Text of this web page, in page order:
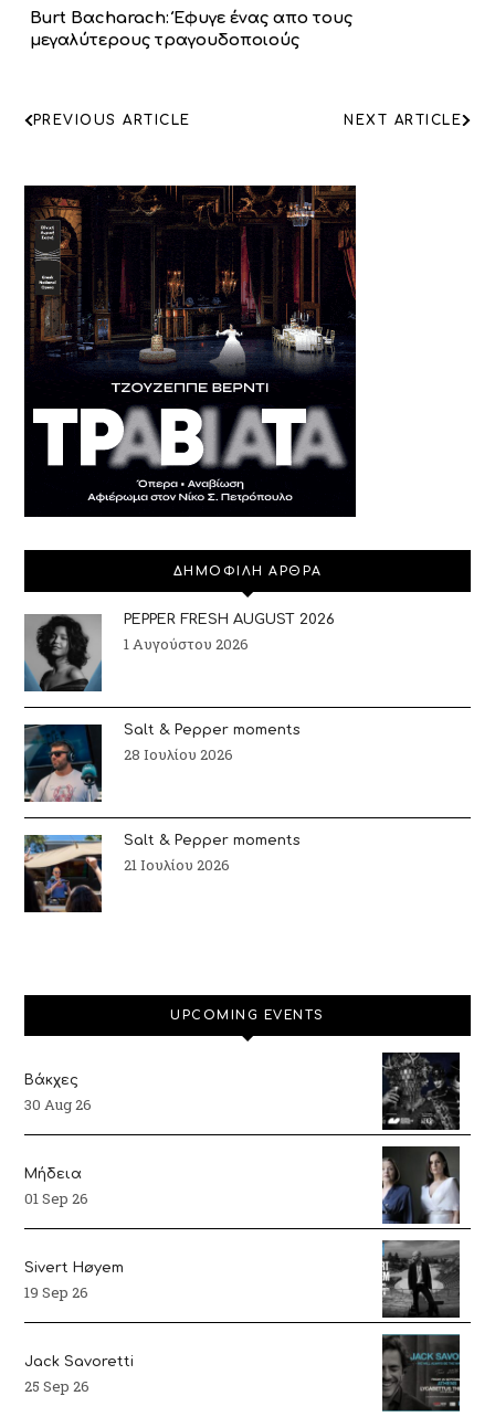
Burt Bαcharach: Έφυγε ένας απο τους
μεγαλύτερους τραγουδοποιούς
ΠΛΟΗΓΗΣΗ
NEXT ARTICLE
PREVIOUS ARTICLE
ΔΗΜΟΦΙΛΗ ΑΡΘΡΑ
PEPPER FRESH AUGUST 2026
1 Αυγούστου 2026
Salt & Pepper moments
28 Ιουλίου 2026
Salt & Pepper moments
21 Ιουλίου 2026
UPCOMING EVENTS
Βάκχες
30 Aug 26
Μήδεια
01 Sep 26
Sivert Høyem
19 Sep 26
Jack Savoretti
25 Sep 26